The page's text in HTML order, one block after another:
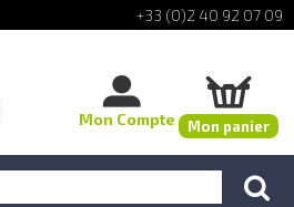
+33 (0)2 40 92 07 09
Mon Compte Mon panier